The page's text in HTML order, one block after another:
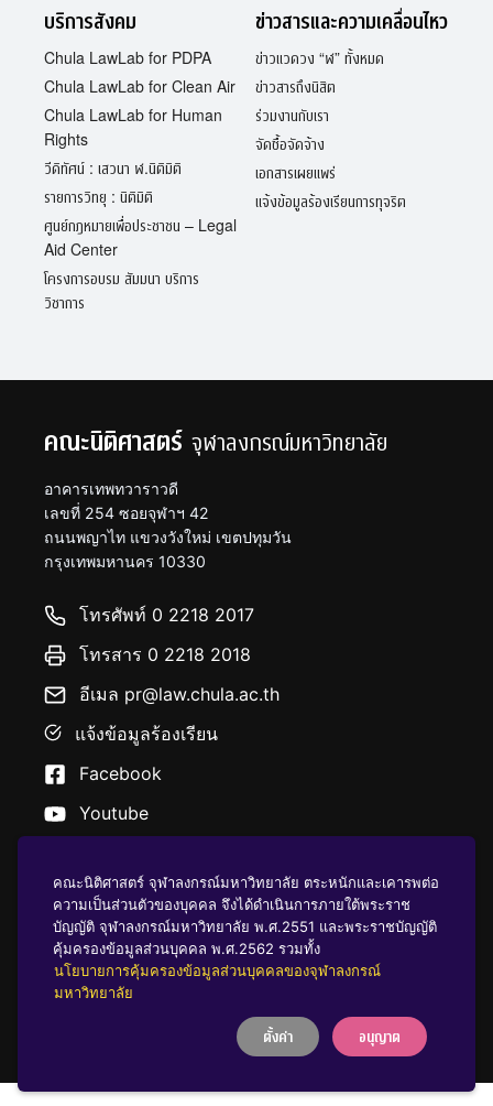
บริการสังคม
Chula LawLab for PDPA
Chula LawLab for Clean Air
Chula LawLab for Human
Rights
วีดิทัศน์ : เสวนา ฬ.นิติมิติ
รายการวิทยุ : นิติมิติ
ศูนย์กฎหมายเพื่อประชาชน – Legal
Aid Center
โครงการอบรม สัมมนา บริการ
วิชาการ
ข่าวสารและความเคลื่อนไหว
ข่าวแวดวง “ฬ” ทั้งหมด
ข่าวสารถึงนิสิต
ร่วมงานกับเรา
จัดซื้อจัดจ้าง
เอกสารเผยแพร่
แจ้งข้อมูลร้องเรียนการทุจริต
คณะนิติศาสตร์ จุฬาลงกรณ์มหาวิทยาลัย
อาคารเทพทวาราวดี
เลขที่ 254 ซอยจุฬาฯ 42
ถนนพญาไท แขวงวังใหม่ เขตปทุมวัน
กรุงเทพมหานคร 10330
โทรศัพท์ 0 2218 2017
โทรสาร 0 2218 2018
อีเมล pr@law.chula.ac.th
แจ้งข้อมูลร้องเรียน
Facebook
Youtube
นโยบายคุ้มครองข้อมูลส่วนบุคคล
บริจาคให้ ฬ
คณะนิติศาสตร์ จุฬาลงกรณ์มหาวิทยาลัย ตระหนักและเคารพต่อ
ความเป็นส่วนตัวของบุคคล จึงได้ดำเนินการภายใต้พระราช
บัญญัติ จุฬาลงกรณ์มหาวิทยาลัย พ.ศ.2551 และพระราชบัญญัติ
คุ้มครองข้อมูลส่วนบุคคล พ.ศ.2562 รวมทั้ง
นโยบายการคุ้มครองข้อมูลส่วนบุคคลของจุฬาลงกรณ์
มหาวิทยาลัย
ตั้งค่า อนุญาต